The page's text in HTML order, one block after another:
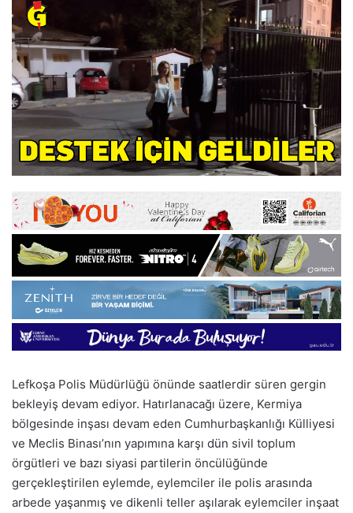
Lefkoşa Polis Müdürlüğü önünde saatlerdir süren gergin
bekleyiş devam ediyor. Hatırlanacağı üzere, Kermiya
bölgesinde inşası devam eden Cumhurbaşkanlığı Külliyesi
ve Meclis Binası’nın yapımına karşı dün sivil toplum
örgütleri ve bazı siyasi partilerin öncülüğünde
gerçekleştirilen eylemde, eylemciler ile polis arasında
arbede yaşanmış ve dikenli teller aşılarak eylemciler inşaat